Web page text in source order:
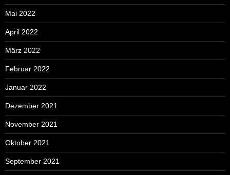
Mai 2022
April 2022
März 2022
Februar 2022
Januar 2022
Dezember 2021
November 2021
Oktober 2021
September 2021